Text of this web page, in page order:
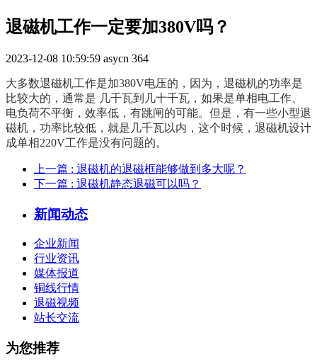
退磁机工作一定要加380V吗？
2023-12-08 10:59:59 asycn 364
大多数退磁机工作是加380V电压的，因为，退磁机的功率是
比较大的，通常是 几千瓦到几十千瓦，如果是单相电工作、
电负荷不平衡，效率低，有跳闸的可能。但是，有一些小型退
磁机，功率比较低，就是几千瓦以内，这个时候，退磁机设计
成单相220V工作是没有问题的。
上一篇 : 退磁机的退磁框能够做到多大呢？
下一篇 : 退磁机静态退磁可以吗？
新闻动态
企业新闻
行业资讯
媒体报道
铜线行情
退磁视频
站长交流
为您推荐